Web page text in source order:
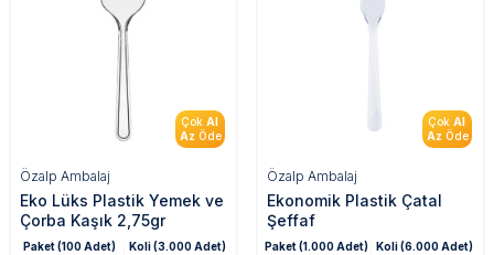
Çok Al
Az Öde
Özalp Ambalaj
Eko Lüks Plastik Yemek ve
Çorba Kaşık 2,75gr
Paket (100 Adet) Koli (3.000 Adet)
Çok Al
Az Öde
Özalp Ambalaj
Ekonomik Plastik Çatal
Şeffaf
Paket (1.000 Adet) Koli (6.000 Adet)